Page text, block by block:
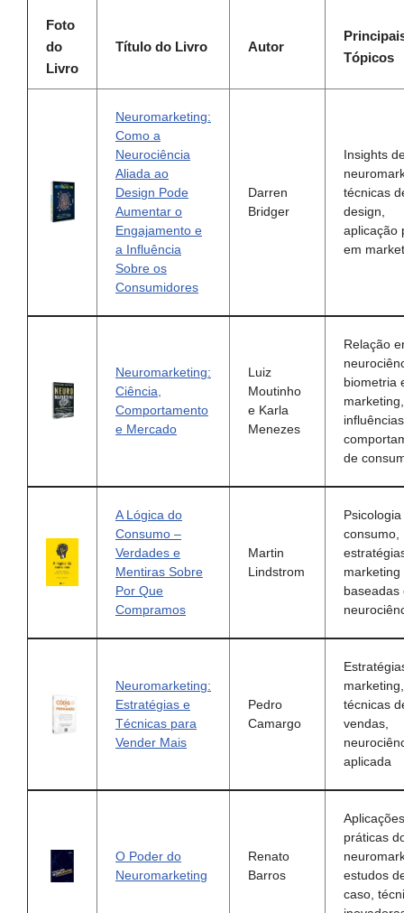
Foto
do
Livro
Título do Livro Autor
Tópicos
Neuromarketing:
Como a
Neurociência
Aliada ao
Design Pode
Aumentar o
Engajamento e
a Influência
Sobre os
Consumidores
Darren
Bridger
Insights
técnicas
design,
aplicação
em
Neuromarketing:
Ciência,
Comportamento
e Mercado
Luiz
Moutinho
e Karla
Menezes
Relação
biometria
marketing,
de
A Lógica do
Consumo –
Verdades e
Mentiras Sobre
Por Que
Compramos
Martin
Lindstrom
consumo,
marketing
baseadas
Neuromarketing:
Estratégias e
Técnicas para
Vender Mais
Pedro
Camargo
marketing,
técnicas
vendas,
aplicada
O Poder do
Neuromarketing
Renato
Barros
Aplicações
práticas
estudos
caso,